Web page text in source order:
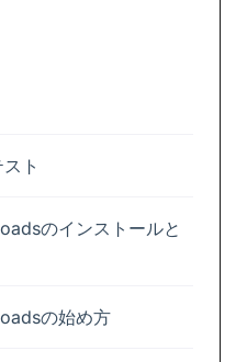
ト
のインストールと
の始め方